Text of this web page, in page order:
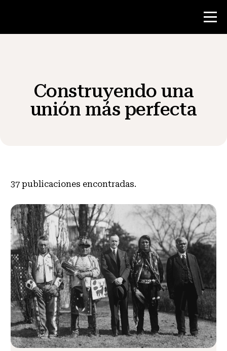
Recursos para maestros
Involucrarse
Construyendo una
unión más perfecta
37 publicaciones encontradas.